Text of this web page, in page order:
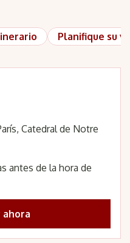
Planifique su
Catedral de Notre
antes de la hora de
ahora